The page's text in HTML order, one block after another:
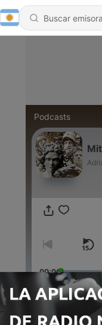
Podcasts
00:00
Episodios